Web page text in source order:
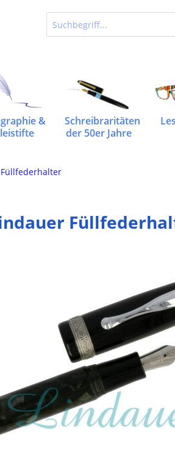
&
Schreibraritäten
der 50er Jahre
Füllfederhalter